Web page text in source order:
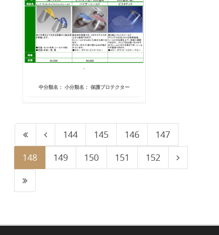
中分類名： 小分類名： 保護プロテクター
144 145 146
147
148
149 150 151 152